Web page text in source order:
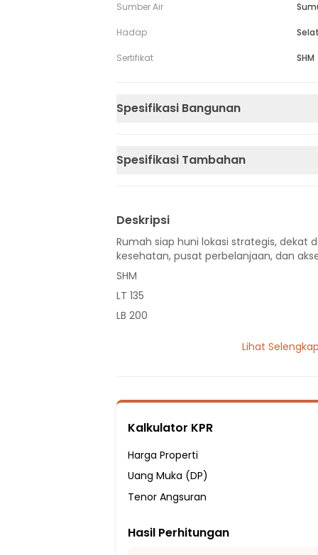
Sumber Air
Hadap
Sertifikat SHM
Spesifikasi Bangunan
Spesifikasi Tambahan
Deskripsi
Rumah siap huni lokasi strategis, dekat
kesehatan, pusat perbelanjaan, dan
SHM
LT 135
LB 200
Hadap Selatan
Fasilitas sekitar hunian:
5 Menit ke SMP Nurul Ikhlas Pamulang
10 Menit ke SDN Kedaung
10 Menit ke SMPIT Al-Fajar
Lihat
Kalkulator KPR
Harga Properti
Uang Muka (DP)
Tenor Angsuran
Hasil Perhitungan